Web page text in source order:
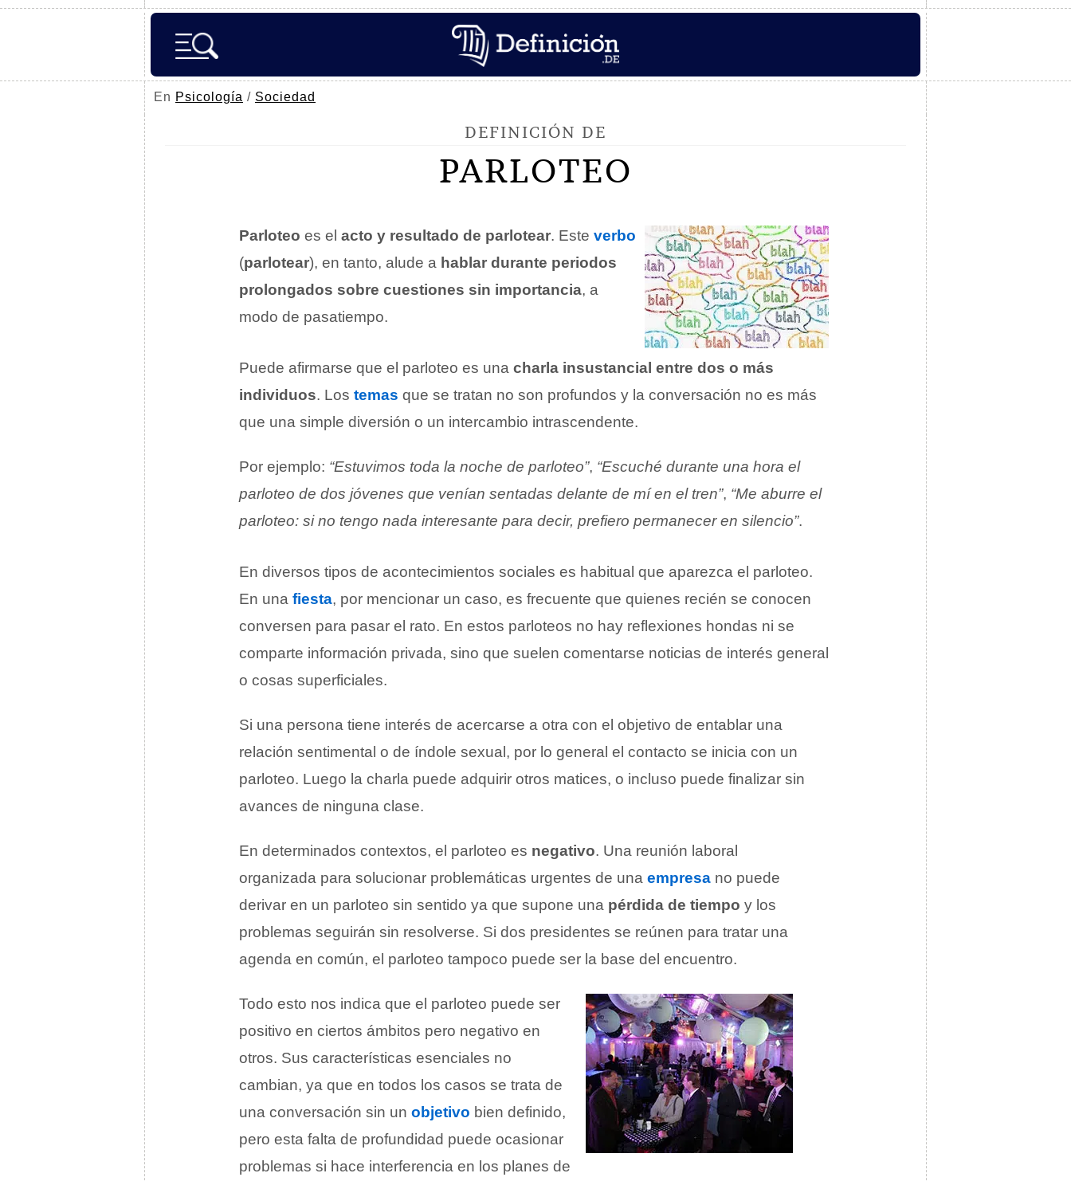
En Psicología / Sociedad
DEFINICIÓN DE
PARLOTEO
Parloteo es el acto y resultado de parlotear. Este verbo
(parlotear), en tanto, alude a hablar durante periodos
prolongados sobre cuestiones sin importancia, a
modo de pasatiempo.
Puede afirmarse que el parloteo es una charla insustancial entre dos o más
individuos. Los temas que se tratan no son profundos y la conversación no es más
que una simple diversión o un intercambio intrascendente.
Por ejemplo: “Estuvimos toda la noche de parloteo”, “Escuché durante una hora el
parloteo de dos jóvenes que venían sentadas delante de mí en el tren”, “Me aburre el
parloteo: si no tengo nada interesante para decir, prefiero permanecer en silencio”.
En diversos tipos de acontecimientos sociales es habitual que aparezca el parloteo.
En una fiesta, por mencionar un caso, es frecuente que quienes recién se conocen
conversen para pasar el rato. En estos parloteos no hay reflexiones hondas ni se
comparte información privada, sino que suelen comentarse noticias de interés general
o cosas superficiales.
Si una persona tiene interés de acercarse a otra con el objetivo de entablar una
relación sentimental o de índole sexual, por lo general el contacto se inicia con un
parloteo. Luego la charla puede adquirir otros matices, o incluso puede finalizar sin
avances de ninguna clase.
En determinados contextos, el parloteo es negativo. Una reunión laboral
organizada para solucionar problemáticas urgentes de una empresa no puede
derivar en un parloteo sin sentido ya que supone una pérdida de tiempo y los
problemas seguirán sin resolverse. Si dos presidentes se reúnen para tratar una
agenda en común, el parloteo tampoco puede ser la base del encuentro.
Todo esto nos indica que el parloteo puede ser
positivo en ciertos ámbitos pero negativo en
otros. Sus características esenciales no
cambian, ya que en todos los casos se trata de
una conversación sin un objetivo bien definido,
pero esta falta de profundidad puede ocasionar
problemas si hace interferencia en los planes de